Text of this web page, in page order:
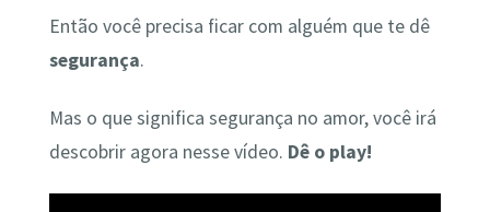
Então você precisa ficar com alguém que te dê
segurança.
Mas o que significa segurança no amor, você irá
descobrir agora nesse vídeo. Dê o play!